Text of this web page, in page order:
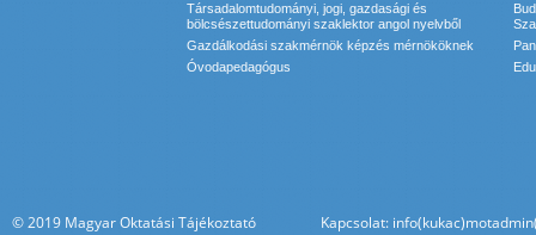
Társadalomtudományi, jogi, gazdasági és
bölcsészettudományi szaklektor angol nyelvből
Gazdálkodási szakmérnök képzés mérnököknek
Óvodapedagógus
© 2019 Magyar Oktatási Tájékoztató Kapcsolat: